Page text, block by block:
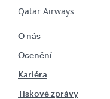
Qatar Airways
O nás
Ocenění
Kariéra
Tiskové zprávy